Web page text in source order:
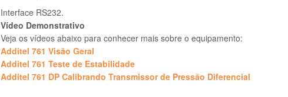
Interface RS232.
Vídeo Demonstrativo
Veja os vídeos abaixo para conhecer mais sobre o equipamento:
Additel 761 Visão Geral
Additel 761 Teste de Estabilidade
Additel 761 DP Calibrando Transmissor de Pressão Diferencial